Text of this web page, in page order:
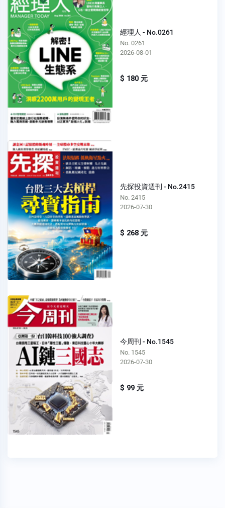
經理人 - No.0261
No. 0261
2026-08-01
$ 180 元
先探投資週刊 - No.2415
No. 2415
2026-07-30
$ 268 元
今周刊 - No.1545
No. 1545
2026-07-30
$ 99 元